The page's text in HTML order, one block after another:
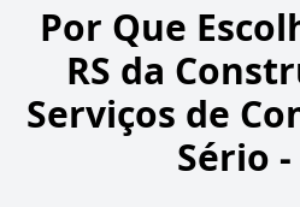
Por Que
RS da
Serviços de
Sério -